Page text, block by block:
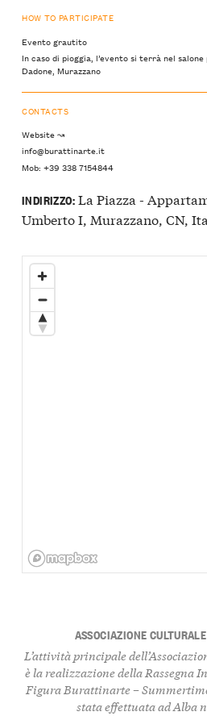
HOW TO PARTICIPATE
Evento grautito
In caso di pioggia, l’evento si terrà nel
Dadone, Murazzano
CONTACTS
Website ↝
info@burattinarte.it
Mob: +39 338 7154844
INDIRIZZO:La Piazza -
Umberto I, Murazzano, CN,
ASSOCIAZIONE
L’attività principale
è la realizzazione della Rassegna
FiguraBurattinarte –
stata effettuata ad Alba